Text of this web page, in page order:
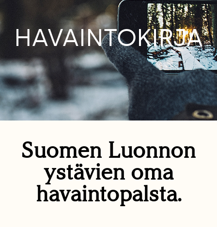
HAVAINTOKIRJA
Suomen Luonnon
ystävien oma
havaintopalsta.